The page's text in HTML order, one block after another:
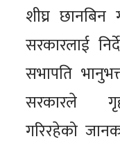
शीघ्र छानबिन
सरकारलाई
सभापति
सरकारले
गरिरहेको